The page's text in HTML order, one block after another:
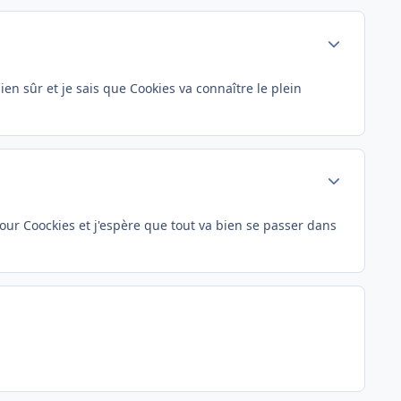
sûr et je sais que Cookies va connaître le plein
Coockies et j'espère que tout va bien se passer dans